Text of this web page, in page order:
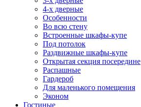
4-х дверные
Особенности
Во всю стену
Встроенные шкафы-купе
Под потолок
Раздвижные шкафы-купе
Открытая секция посередине
Распашные
Гардероб
Для маленького помещения
Эконом
Гостиные